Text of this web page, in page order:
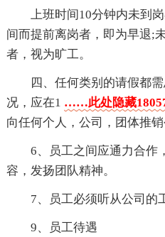
上班时间10分钟内未到
间而提前离岗者，即为早退;
者，视为旷工。
四、任何类别的请假都
况，应在1 ……此处隐藏
向任何个人，公司，团体推销
6、员工之间应通力合作
容，发扬团队精神。
7、员工必须听从公司的
9、员工待遇